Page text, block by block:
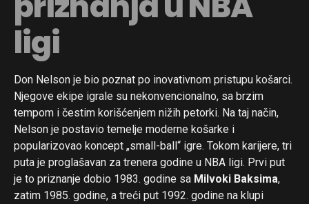
ligi
Don Nelson je bio poznat po inovativnom pristupu košarci.
Njegove ekipe igrale su nekonvencionalno, sa brzim
tempom i čestim korišćenjem nižih petorki. Na taj način,
Nelson je postavio temelje moderne košarke i
popularizovao koncept „small-ball“ igre. Tokom karijere, tri
puta je proglašavan za trenera godine u NBA ligi. Prvi put
je to priznanje dobio 1983. godine sa Milvoki Baksima,
zatim 1985. godine, a treći put 1992. godine na klupi